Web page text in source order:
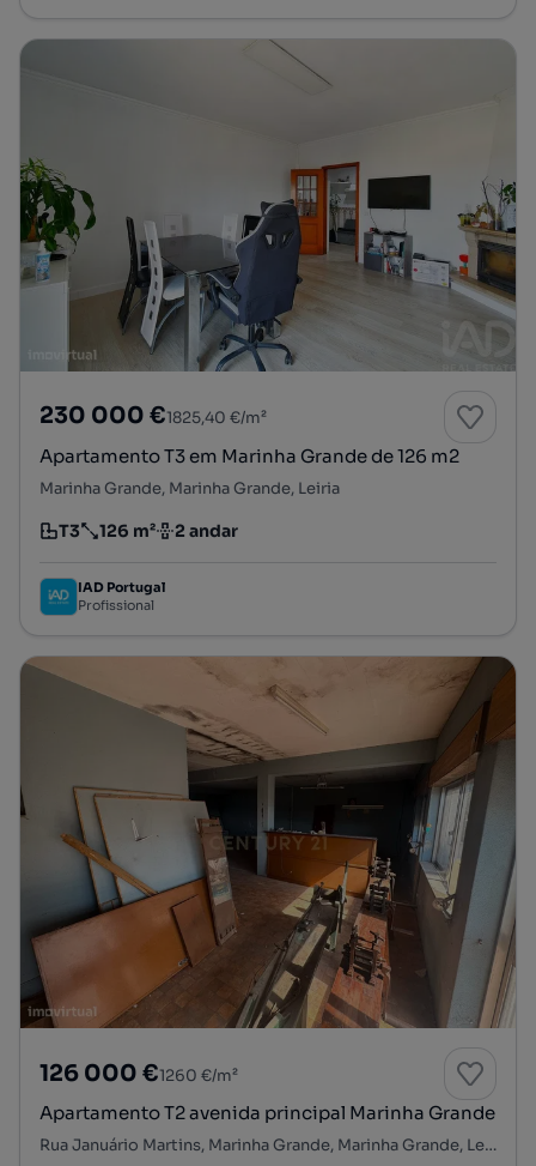
230 000 €1825,40 €/m²
Apartamento T3 em Marinha Grande de 126 m2
Marinha Grande, Marinha Grande, Leiria
Tipologia
T3
Preço por metro quadrado
126 m²
Andar 2 andar
IAD Portugal
Profissional
126 000 €1260 €/m²
Apartamento T2 avenida principal Marinha Grande
Rua Januário Martins, Marinha Grande, Marinha Grande, Leiria